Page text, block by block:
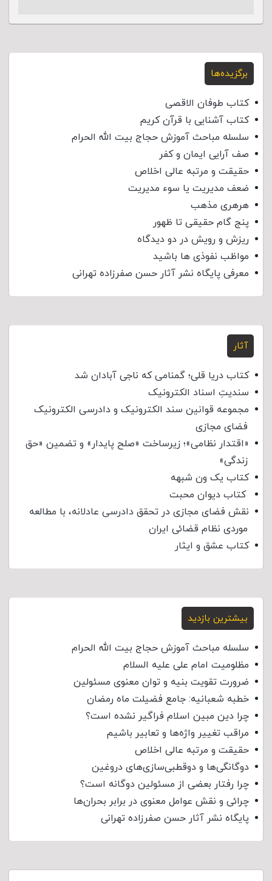
برگزیده‌ها
کتاب طوفان الاقصی
کتاب آشنایی با قرآن کریم
سلسله مباحث آموزش حجاج بیت الله الحرام
صف آرایی ایمان و کفر
حقیقت و مرتبه عالی اخلاص
ضعف مدیریت یا سوء مدیریت
هرهری مذهب
پنج گام حقیقی تا ظهور
ریزش و رویش در دو دیدگاه
مواظب نفوذی‌ ها باشید
معرفی پایگاه نشر آثار حسن صفرزاده تهرانی
آثار
کتاب دریا قلی؛ گمنامی که ناجی آبادان شد
سندیتِ اسناد الکترونیک
مجموعه قوانین سند الکترونیک و دادرسی الکترونیک
فضای مجازی
«اقتدار نظامی»؛ زیرساخت «صلح پایدار» و تضمین «حق
زندگی»
کتاب یک ون شبهه
کتاب دیوان محبت
نقش فضای مجازی در تحقق دادرسی عادلانه، با مطالعه
موردی نظام قضائی ایران
کتاب عشق و ایثار
بیشترین بازدید
سلسله مباحث آموزش حجاج بیت الله الحرام
مظلومیت امام علی علیه السلام
ضرورت تقویت بنیه و توان معنوی مسئولین
خطبه شعبانیه: جامع فضیلت ماه رمضان
چرا دین مبین اسلام فراگیر نشده است؟
مراقب تغییر واژه‌ها و تعابیر باشیم
حقیقت و مرتبه عالی اخلاص
دوگانگی‌ها و دوقطبی‌سازی‌های دروغین
چرا رفتار بعضی از مسئولین دوگانه است؟
چرائی و نقش عوامل معنوی در برابر بحران‌ها
پایگاه نشر آثار حسن صفرزاده تهرانی